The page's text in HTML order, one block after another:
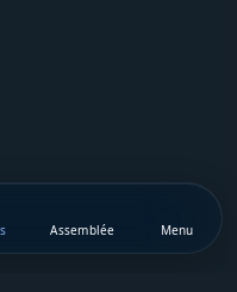
Assemblée Menu